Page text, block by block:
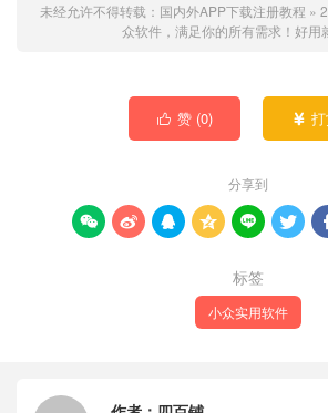
未经允许不得转载： 国内外APP下载注册教程 »
众软件，满足你的所有需求！好用
 赞 (0) 
分享到
     
标签
小众实用软件